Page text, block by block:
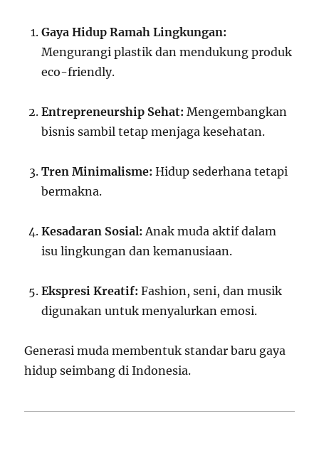
Gaya Hidup Ramah Lingkungan:
Mengurangi plastik dan mendukung produk
eco-friendly.
Entrepreneurship Sehat: Mengembangkan
bisnis sambil tetap menjaga kesehatan.
Tren Minimalisme: Hidup sederhana tetapi
bermakna.
Kesadaran Sosial: Anak muda aktif dalam
isu lingkungan dan kemanusiaan.
Ekspresi Kreatif: Fashion, seni, dan musik
digunakan untuk menyalurkan emosi.
Generasi muda membentuk standar baru gaya
hidup seimbang di Indonesia.